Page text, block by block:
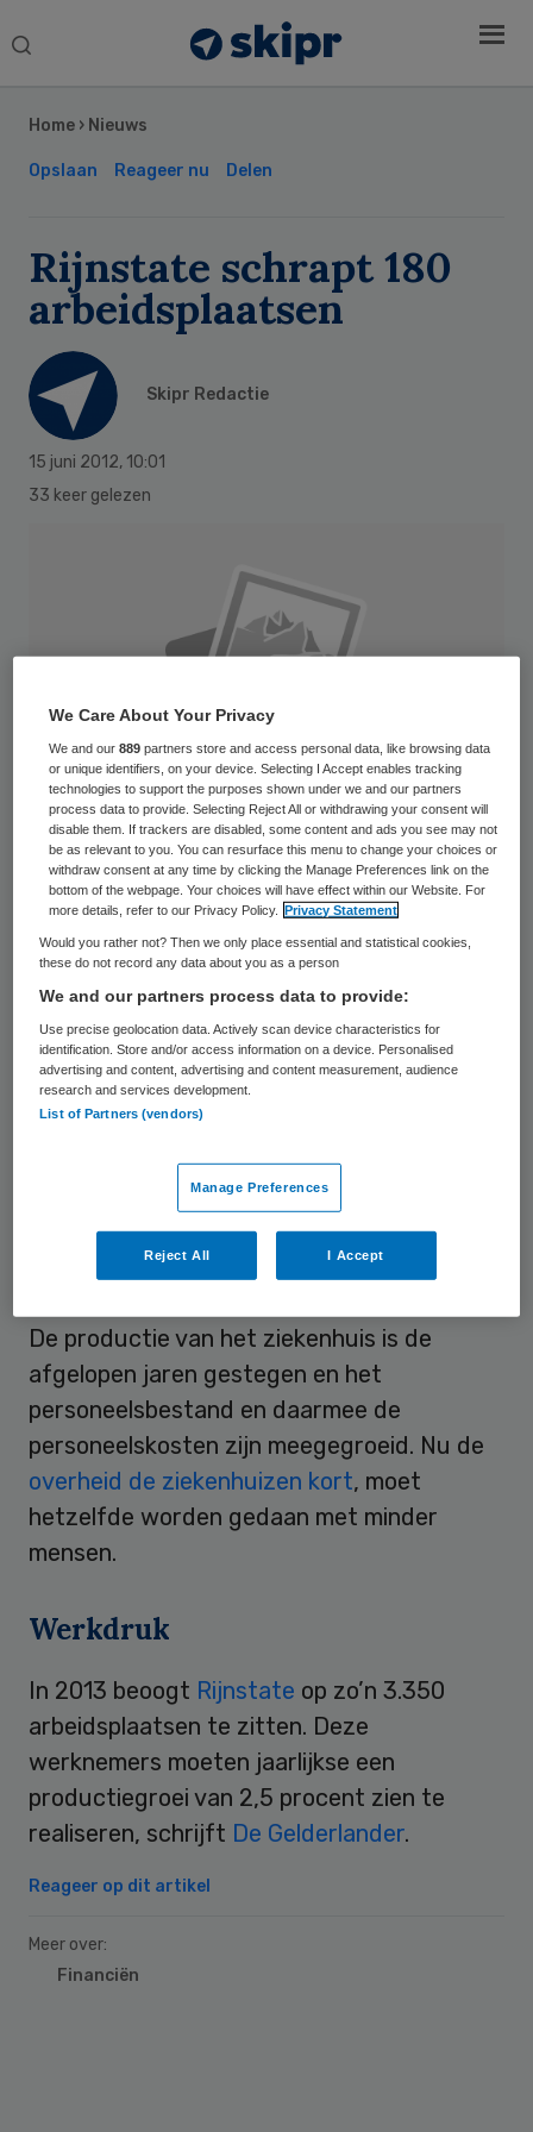
Search
Home › Nieuws
Opslaan Reageer nu Delen
Rijnstate schrapt 180
arbeidsplaatsen
Skipr Redactie
15 juni 2012, 10:01
33 keer gelezen
Het ziekenhuis Rijnstate in Arnhem schrapt
dit jaar 140 arbeidsplaatsen om de kosten in
de hand te houden. Volgend jaar verdwijnen
er nog eens veertig banen. Dat meldt De
Gelderlander.
Het management wil deze ingreep via
natuurlijk verloop en het niet verlengen van
tijdelijke contracten realiseren.
Groei
De productie van het ziekenhuis is de
afgelopen jaren gestegen en het
personeelsbestand en daarmee de
personeelskosten zijn meegegroeid. Nu de
overheid de ziekenhuizen kort, moet
hetzelfde worden gedaan met minder
mensen.
Werkdruk
In 2013 beoogt Rijnstate op zo’n 3.350
arbeidsplaatsen te zitten. Deze
werknemers moeten jaarlijkse een
productiegroei van 2,5 procent zien te
realiseren, schrijft De Gelderlander.
Reageer op dit artikel
Meer over:
Financiën
Sidebar
We Care About Your Privacy
We and our889 partners store and access personal data, like browsing data
or unique identifiers, on your device. Selecting I Accept enables tracking
technologies to support the purposes shown under we and our partners
process data to provide. Selecting Reject All or withdrawing your consent will
disable them. If trackers are disabled, some content and ads you see may not
be as relevant to you. You can resurface this menu to change your choices or
withdraw consent at any time by clicking the Manage Preferences link on the
bottom of the webpage. Your choices will have effect within our Website. For
more details, refer to our Privacy Policy.
Privacy Statement
Would you rather not? Then we only place essential and statistical cookies,
these do not record any data about you as a person
We and our partners process data to provide:
Use precise geolocation data. Actively scan device characteristics for
identification. Store and/or access information on a device. Personalised
advertising and content, advertising and content measurement, audience
research and services development.
List of Partners (vendors)
Manage Preferences
Reject All I Accept